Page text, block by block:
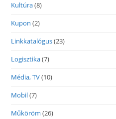
Kultúra(8)
Kupon (2)
Linkkatalógus(23)
Logisztika(7)
Média, TV(10)
Mobil(7)
Műköröm (26)